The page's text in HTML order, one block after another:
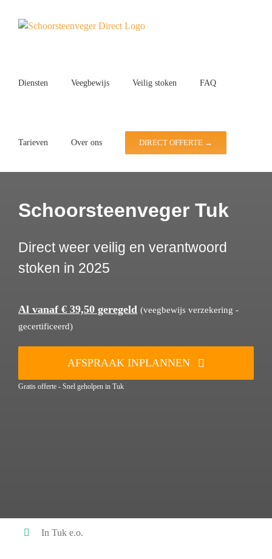
Diensten Veegbewijs Veilig stoken FAQ
Tarieven Over ons DIRECT OFFERTE →
Schoorsteenveger Tuk
Direct weer veilig en verantwoord
stoken in 2025
Al vanaf € 39,50 geregeld (veegbewijs verzekering -
gecertificeerd)
AFSPRAAK INPLANNEN
Gratis offerte - Snel geholpen in Tuk
In Tuk e.o.